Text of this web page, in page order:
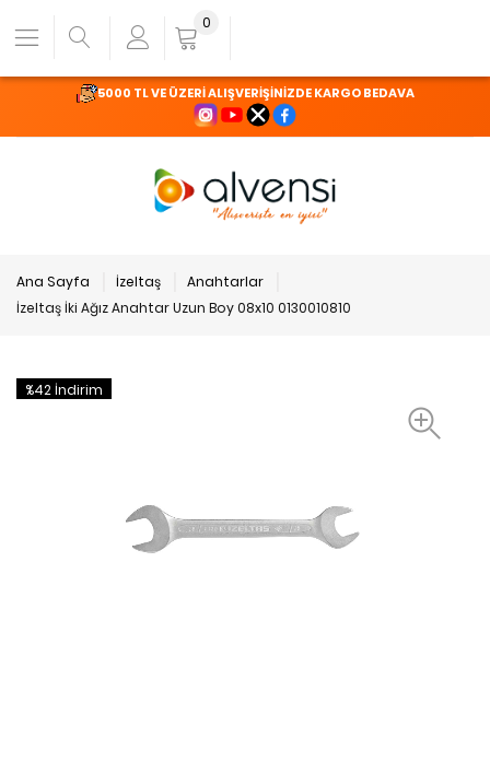
5000 TL VE ÜZERİ ALIŞVERİŞİNİZDE KARGO BEDAVA
0
Ana Sayfa İzeltaş
Anahtarlar
İzeltaş İki Ağız Anahtar Uzun Boy 08x10 0130010810
%42 İndirim